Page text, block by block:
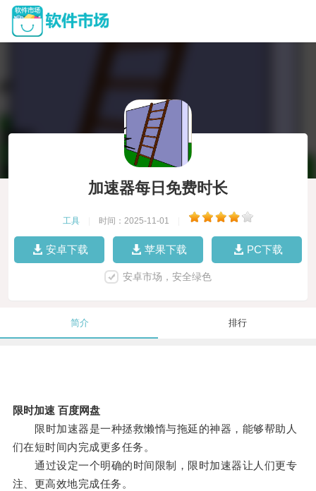
加速器每日免费时长
工具 时间：2025-11-01
安卓下载 苹果下载 PC下载
安卓市场，安全绿色
简介 排行
限时加速 百度网盘
限时加速器是一种拯救懒惰与拖延的神器，能够帮助人
们在短时间内完成更多任务。
通过设定一个明确的时间限制，限时加速器让人们更专
注、更高效地完成任务。